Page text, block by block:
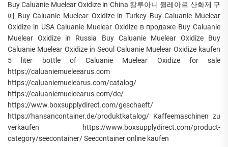
Buy Caluanie Muelear Oxidize in China 칼루아니 뮐레아르 산화제 구
매 Buy Caluanie Muelear Oxidize in Turkey Buy Caluanie Muelear
Oxidize in USA Caluanie Muelear Oxidize в продаже Buy Caluanie
Muelear Oxidize in Russia Buy Caluanie Muelear Oxidize Buy
Caluanie Muelear Oxidize in Seoul Caluanie Muelear Oxidize kaufen
5 liter bottle of Caluanie Muelear Oxidize for sale
https://caluaniemueleearus.com
https://caluaniemuelearus.com/catalog/
https://caluaniemueleearus.com/de/
https://www.boxsupplydirect.com/geschaeft/
https://hansancontainer.de/produktkatalog/ Kaffeemaschinen zu
verkaufen https://www.boxsupplydirect.com/product-
category/seecontainer/ Seecontainer online kaufen